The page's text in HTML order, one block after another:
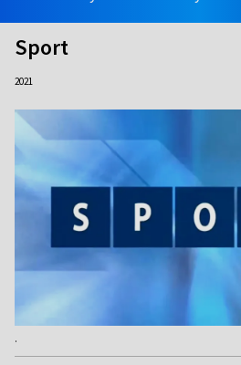
Sport
2021
.